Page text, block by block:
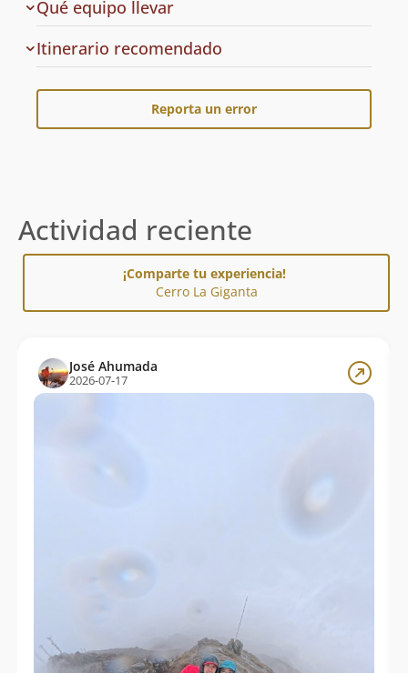
Qué equipo llevar
Cuál
es
Itinerario recomendado
Reporta un error
Actividad reciente
¡Comparte tu experiencia!
Cerro La Giganta
José Ahumada
2026-07-17